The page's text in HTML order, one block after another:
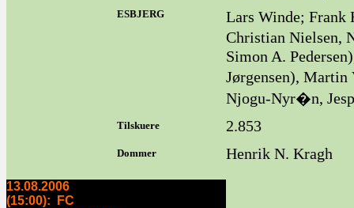
ESBJERG
Lars Winde; Frank
Christian Nielsen,
Simon A.
Jørgensen),
Njogu-Nyr�n,
Tilskuere 2.853
Dommer Henrik N. Kragh
13.08.2006
(15:00): FC